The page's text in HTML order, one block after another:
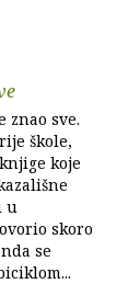
znao sve.
škole,
koje
u
skoro
se